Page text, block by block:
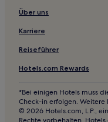
Hotels mit Küchenzeile
Familien in Lombardei
Hotels mit Parkplatz in
Haustierfreundliche in
Hotels mit
Ski in Lombardei
Hotels mit Pool in
Über uns
Karriere
Reiseführer
Hotels.com Rewards
*Bei einigen Hotels muss
Check-in erfolgen. Weitere
© 2026 Hotels.com, L.P.,